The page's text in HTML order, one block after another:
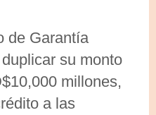
de Garantía
su monto
millones,
a las